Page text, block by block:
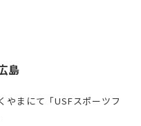
島
やまにて「USFスポーツフ